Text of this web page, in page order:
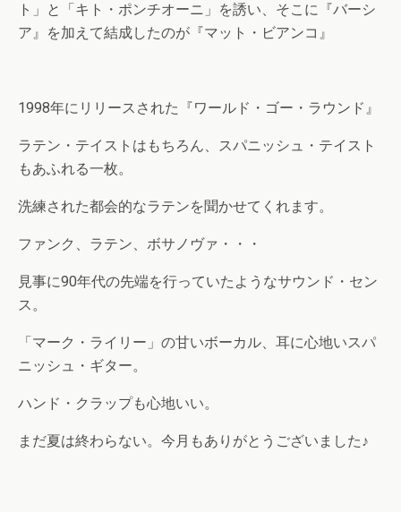
ト」と「キト・ポンチオーニ」を誘い、そこに『バーシ
ア』を加えて結成したのが『マット・ビアンコ』
1998年にリリースされた『ワールド・ゴー・ラウンド』
ラテン・テイストはもちろん、スパニッシュ・テイスト
もあふれる一枚。
洗練された都会的なラテンを聞かせてくれます。
ファンク、ラテン、ボサノヴァ・・・
見事に90年代の先端を行っていたようなサウンド・セン
ス。
「マーク・ライリー」の甘いボーカル、耳に心地いスパ
ニッシュ・ギター。
ハンド・クラップも心地いい。
まだ夏は終わらない。今月もありがとうございました♪